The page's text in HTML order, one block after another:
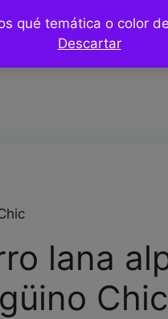
qué temática o color
Descartar
Hazlo tu mismo / DIY
lana
Chic